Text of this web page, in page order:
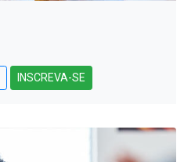
INSCREVA-SE